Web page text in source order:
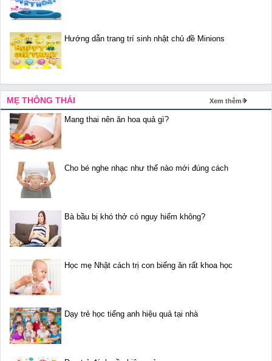
Hướng dẫn trang trí sinh nhật chủ đề Minions
MẸ THÔNG THÁI Xem thêm
Mang thai nên ăn hoa quả gì?
Cho bé nghe nhạc như thế nào mới đúng cách
Bà bầu bị khó thở có nguy hiểm không?
Học mẹ Nhật cách trị con biếng ăn rất khoa học
Dạy trẻ học tiếng anh hiệu quả tại nhà